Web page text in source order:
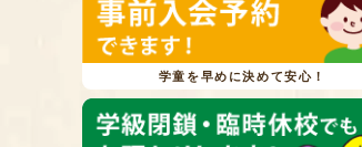
学童を早めに決めて安心！